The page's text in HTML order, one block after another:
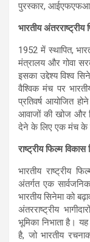
पुरस्कार,
भारतीय
1952 में स्थापित,
मंत्रालय और गोवा
इसका उद्देश्य विश्व
वैश्विक मंच पर
प्रतिवर्ष आयोजित
आवाजों की खोज और
देने के लिए एक मंच के
राष्ट्रीय फिल्म
भारतीय राष्ट्रीय
अंतर्गत एक
भारतीय सिनेमा को
अंतरराष्ट्रीय
भूमिका निभाता है।
है, जो भारतीय